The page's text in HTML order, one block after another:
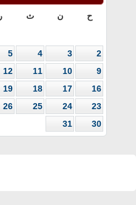
ح ن ث ر
2
3
4
5
9
10
11
12
16
17
18
19
23
24
25
26
30
31